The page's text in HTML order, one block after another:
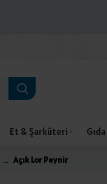
Et & Şarküteri
Açık Lor Peynir